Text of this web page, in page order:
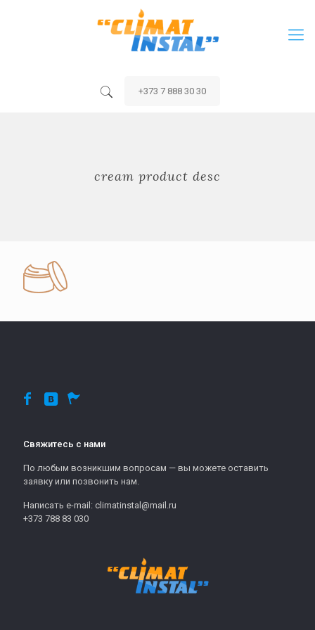
+373 7 888 30 30
cream product desc
Свяжитесь с нами
По любым возникшим вопросам — вы можете оставить
заявку или позвонить нам.
Написать e-mail: climatinstal@mail.ru
+373 788 83 030